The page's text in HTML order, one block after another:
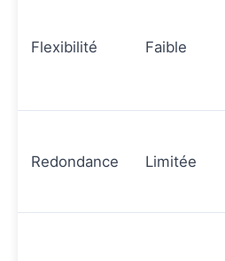
Flexibilité Faible
Redondance Limitée